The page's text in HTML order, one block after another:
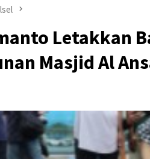
Letakkan
Masjid Al